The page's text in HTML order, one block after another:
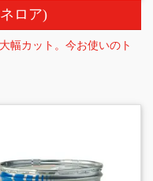
ロア)
幅カット。今お使いのト